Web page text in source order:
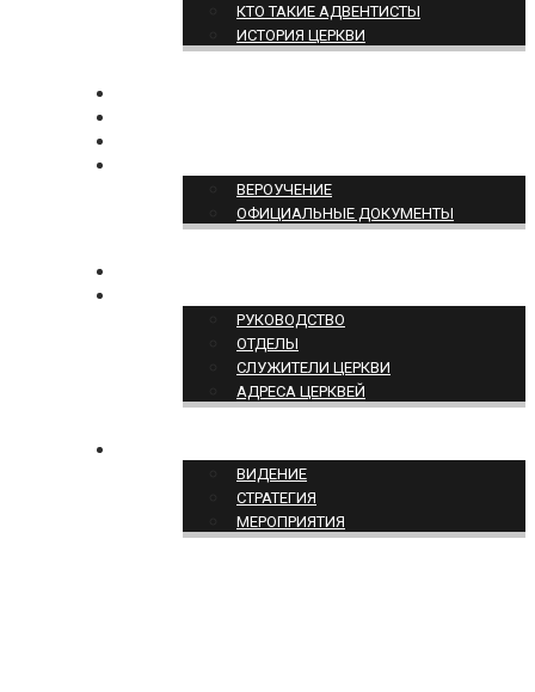
КТО ТАКИЕ АДВЕНТИСТЫ
ИСТОРИЯ ЦЕРКВИ
ВЕРОУЧЕНИЕ
ОФИЦИАЛЬНЫЕ ДОКУМЕНТЫ
РУКОВОДСТВО
ОТДЕЛЫ
СЛУЖИТЕЛИ ЦЕРКВИ
АДРЕСА ЦЕРКВЕЙ
ВИДЕНИЕ
СТРАТЕГИЯ
МЕРОПРИЯТИЯ